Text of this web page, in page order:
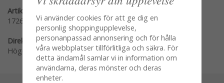
Artikelnummer:
1726-81
Direktlänk:
Högerklicka och kopiera adressen
Vi använder cookies för att ge dig en
personlig shoppingupplevelse,
personanpassad annonsering och för hålla
våra webbplatser tillförlitliga och säkra. För
detta ändamål samlar vi in information om
användarna, deras mönster och deras
enheter.